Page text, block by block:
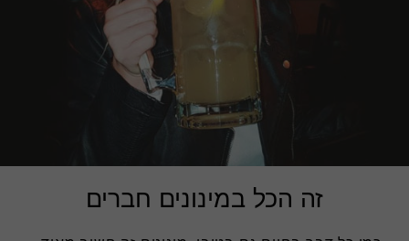
זה הכל במינונים חברים